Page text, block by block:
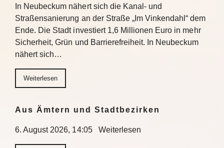
In Neubeckum nähert sich die Kanal- und
Straßensanierung an der Straße „Im Vinkendahl“ dem
Ende. Die Stadt investiert 1,6 Millionen Euro in mehr
Sicherheit, Grün und Barrierefreiheit. In Neubeckum
nähert sich…
Weiterlesen
Aus Ämtern und Stadtbezirken
6. August 2026, 14:05 Weiterlesen